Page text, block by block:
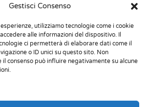
Gestisci Consenso
utilizziamo tecnologie come i cookie
alle informazioni del dispositivo. Il
ci permetterà di elaborare dati come il
o ID unici su questo sito. Non
consenso può influire negativamente su alcune
- BP 120
20 40
20 41
S.a.
km. 101.5